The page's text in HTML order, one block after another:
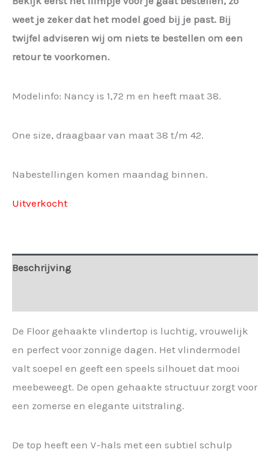
weet je zeker dat het model goed bij je past. Bij
twijfel adviseren wij om niets te bestellen om een
retour te voorkomen.
Modelinfo: Nancy is 1,72 m en heeft maat 38.
One size, draagbaar van maat 38 t/m 42.
Nabestellingen komen maandag binnen.
Uitverkocht
Beschrijving
De Floor gehaakte vlindertop is luchtig, vrouwelijk
en perfect voor zonnige dagen. Het vlindermodel
valt soepel en geeft een speels silhouet dat mooi
meebeweegt. De open gehaakte structuur zorgt voor
een zomerse en elegante uitstraling.
De top heeft een V-hals met een subtiel schulp